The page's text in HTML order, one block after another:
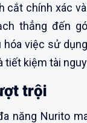
cắt chính xác
thẳng đến
việc sử
tiết kiệm tài
trội
năng Nurito